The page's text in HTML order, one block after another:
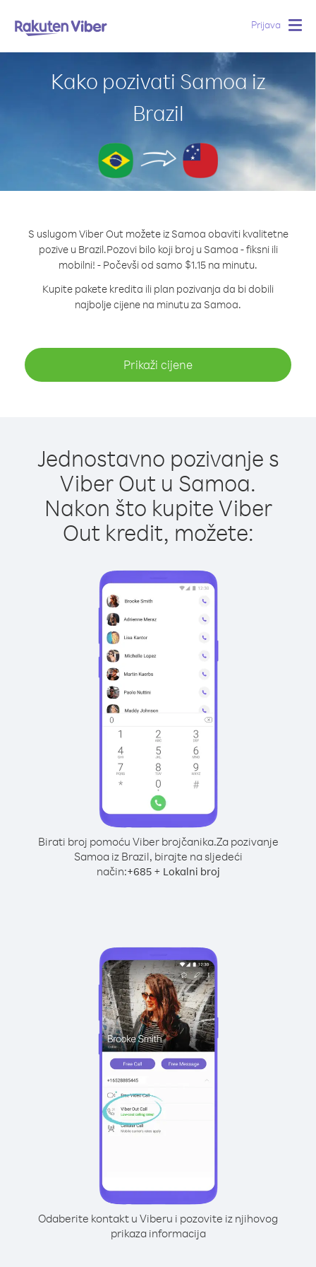
Prijava
Kako pozivati Samoa iz
Brazil
S uslugom Viber Out možete iz Samoa obaviti kvalitetne
pozive u Brazil.Pozovi bilo koji broj u Samoa - fiksni ili
mobilni! - Počevši od samo $1.15 na minutu.
Kupite pakete kredita ili plan pozivanja da bi dobili
najbolje cijene na minutu za Samoa.
Prikaži cijene
Jednostavno pozivanje s
Viber Out u Samoa.
Nakon što kupite Viber
Out kredit, možete:
Birati broj pomoću Viber brojčanika.Za pozivanje
Samoa iz Brazil, birajte na sljedeći
način:+685+ Lokalni broj
Odaberite kontakt u Viberu i pozovite iz njihovog
prikaza informacija